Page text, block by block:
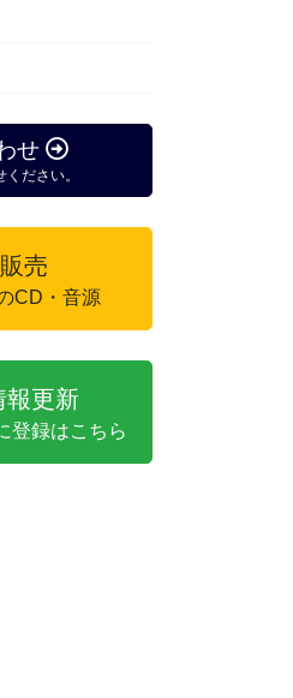
せ
ださい。
売
CD・音源
報更新
登録はこちら